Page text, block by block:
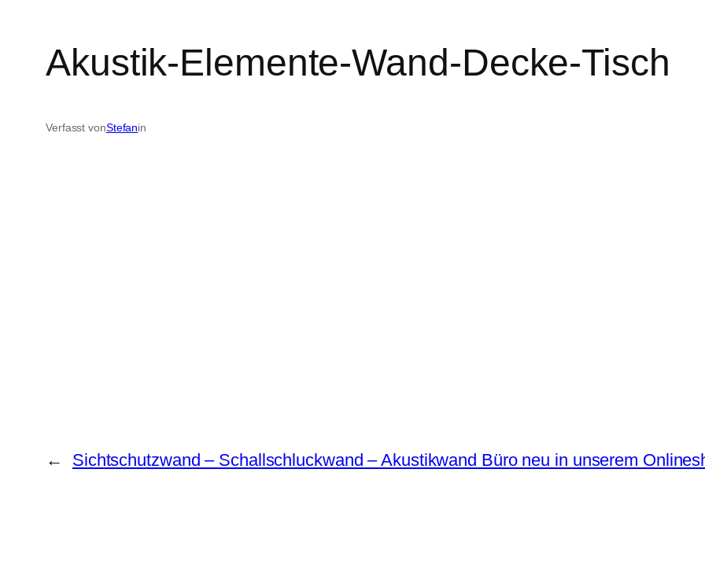
Akustik-Elemente-Wand-Decke-Tisch
Verfasst vonStefanin
← Sichtschutzwand – Schallschluckwand – Akustikwand Büro neu in unserem